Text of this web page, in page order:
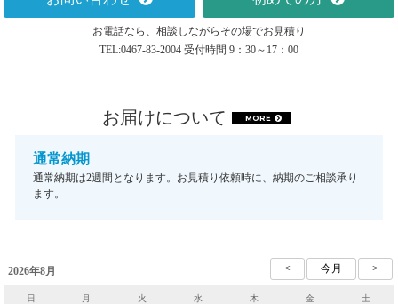
お電話なら、相談しながらその場でお見積り
TEL:0467-83-2004 受付時間 9：30～17：00
お届けについて MORE
通常納期
通常納期は2週間となります。お見積り依頼時に、納期のご相談承り
ます。
2026年8月
日 月 火 水 木 金 土